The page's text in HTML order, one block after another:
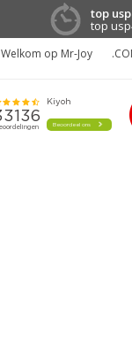
top
top
Welkom op Mr-Joy